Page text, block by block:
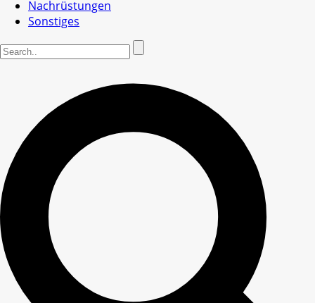
Nachrüstungen
Sonstiges